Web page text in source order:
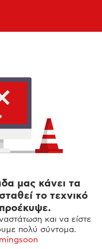
μας κάνει τα
το τεχνικό
και να είστε
πολύ σύντομα.